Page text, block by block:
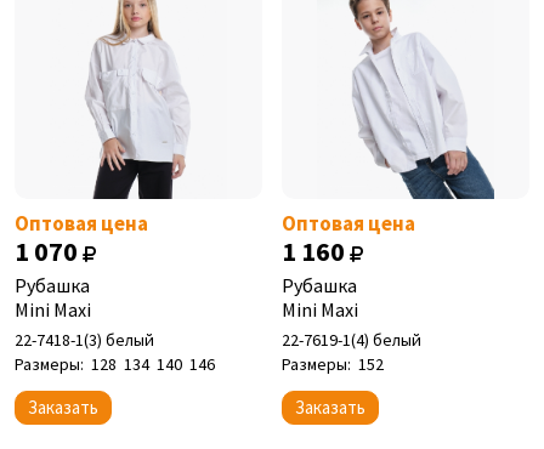
Оптовая цена
1 070
Рубашка
Mini Maxi
22-7418-1(3) белый
Размеры: 128 134 140 146
Заказать
Оптовая цена
1 160
Рубашка
Mini Maxi
22-7619-1(4) белый
Размеры: 152
Заказать